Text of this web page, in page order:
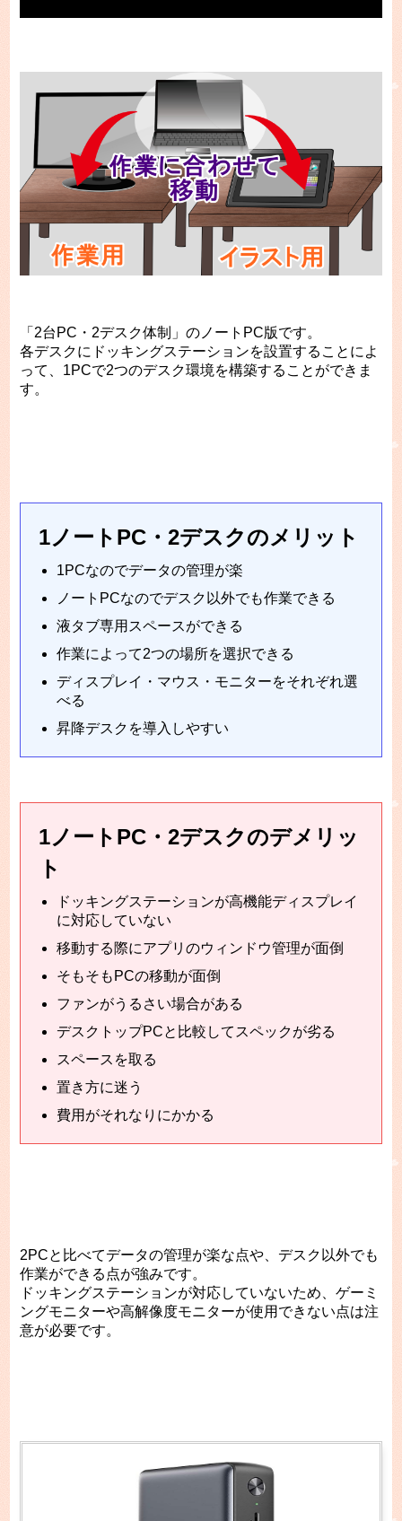
「2台PC・2デスク体制」のノートPC版です。
各デスクにドッキングステーションを設置することによ
って、1PCで2つのデスク環境を構築することができま
す。
1ノートPC・2デスクのメリット
1PCなのでデータの管理が楽
ノートPCなのでデスク以外でも作業できる
液タブ専用スペースができる
作業によって2つの場所を選択できる
ディスプレイ・マウス・モニターをそれぞれ選
べる
昇降デスクを導入しやすい
1ノートPC・2デスクのデメリッ
ト
ドッキングステーションが高機能ディスプレイ
に対応していない
移動する際にアプリのウィンドウ管理が面倒
そもそもPCの移動が面倒
ファンがうるさい場合がある
デスクトップPCと比較してスペックが劣る
スペースを取る
置き方に迷う
費用がそれなりにかかる
2PCと比べてデータの管理が楽な点や、デスク以外でも
作業ができる点が強みです。
ドッキングステーションが対応していないため、ゲーミ
ングモニターや高解像度モニターが使用できない点は注
意が必要です。